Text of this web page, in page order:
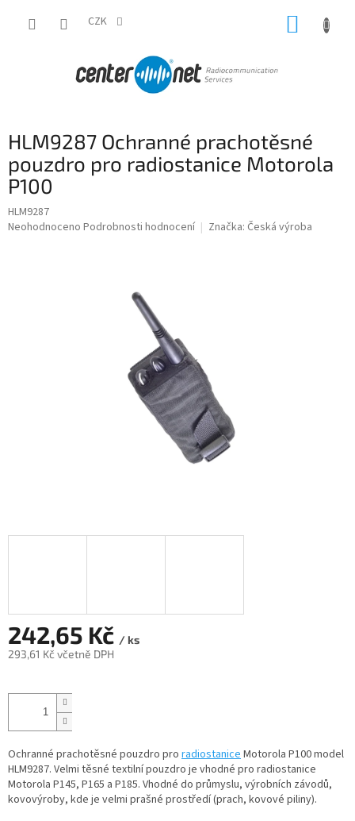
CZK
HLM9287 Ochranné prachotěsné
pouzdro pro radiostanice Motorola
P100
HLM9287
Průměrné
Neohodnoceno Podrobnosti hodnocení Značka: Česká výroba
242,65 Kč / ks
293,61 Kč včetně DPH
cena:
Ochranné prachotěsné pouzdro pro radiostaniceMotorola P100 model
HLM9287. Velmi těsné textilní pouzdro je vhodné pro radiostanice
Motorola P145, P165 a P185. Vhodné do průmyslu, výrobních závodů,
kovovýroby, kde je velmi prašné prostředí (prach, kovové piliny).